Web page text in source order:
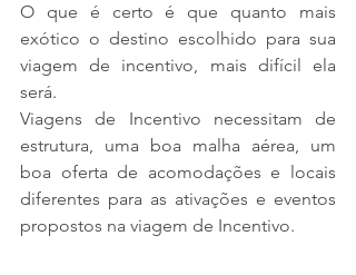
O que é certo é que quanto mais
exótico o destino escolhido para sua
viagem de incentivo, mais difícil ela
será.
Viagens de Incentivo necessitam de
estrutura, uma boa malha aérea, um
boa oferta de acomodações e locais
diferentes para as ativações e eventos
propostos na viagem de Incentivo.